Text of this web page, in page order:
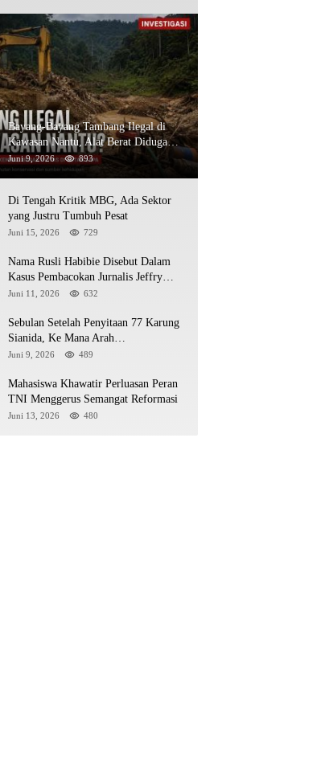
Bayang-Bayang Tambang Ilegal di
Kawasan Nantu, Alat Berat Diduga
Kembali Menembus Hutan Sapa
Juni 9, 2026 893
Di Tengah Kritik MBG, Ada Sektor
yang Justru Tumbuh Pesat
Juni 15, 2026 729
Nama Rusli Habibie Disebut Dalam
Kasus Pembacokan Jurnalis Jeffry
Rumampuk
Juni 11, 2026 632
Sebulan Setelah Penyitaan 77 Karung
Sianida, Ke Mana Arah
Penyidikannya?
Juni 9, 2026 489
Mahasiswa Khawatir Perluasan Peran
TNI Menggerus Semangat Reformasi
Juni 13, 2026 480